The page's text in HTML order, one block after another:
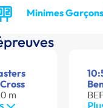
Minimes
m